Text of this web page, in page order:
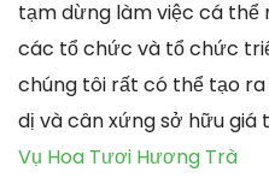
tạm dừng làm việc cá
các tổ chức và tổ chức
chúng tôi rất có thể tạo
dị và cân xứng sở hữu giá
Vụ Hoa Tươi Hương Trà